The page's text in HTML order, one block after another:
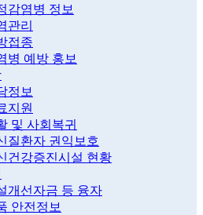
감염병 정보
관리
접종
병 예방 홍보
정보
지원
및 사회복귀
질환자 권익보호
건강증진시설 현황
개선자금 등 융자
안전정보